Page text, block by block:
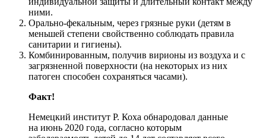
ними.
Орально-фекальным, через грязные руки (детям в
меньшей степени свойственно соблюдать правила
санитарии и гигиены).
Комбинированным, получив вирионы из воздуха и с
загрязненной поверхности (на некоторых из них
патоген способен сохраняться часами).
Факт!
Немецкий институт Р. Коха обнародовал данные
на июнь 2020 года, согласно которым